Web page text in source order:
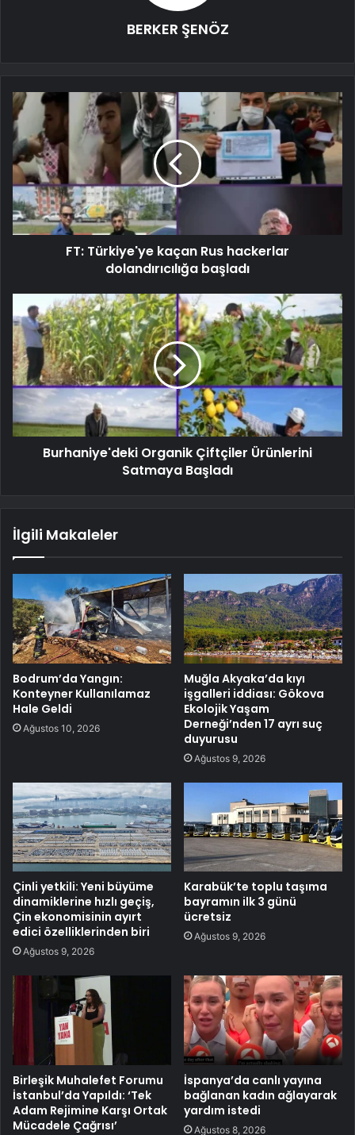
BERKER ŞENÖZ
FT: Türkiye'ye kaçan Rus hackerlar
dolandırıcılığa başladı
Burhaniye'deki Organik Çiftçiler Ürünlerini
Satmaya Başladı
İlgili Makaleler
Bodrum’da Yangın:
Konteyner Kullanılamaz
Hale Geldi
Ağustos 10, 2026
Muğla Akyaka’da kıyı
işgalleri iddiası: Gökova
Ekolojik Yaşam
Derneği’nden 17 ayrı suç
duyurusu
Ağustos 9, 2026
Çinli yetkili: Yeni büyüme
dinamiklerine hızlı geçiş,
Çin ekonomisinin ayırt
edici özelliklerinden biri
Ağustos 9, 2026
Karabük’te toplu taşıma
bayramın ilk 3 günü
ücretsiz
Ağustos 9, 2026
Birleşik Muhalefet Forumu
İstanbul’da Yapıldı: ‘Tek
Adam Rejimine Karşı Ortak
Mücadele Çağrısı’
İspanya’da canlı yayına
bağlanan kadın ağlayarak
yardım istedi
Ağustos 8, 2026